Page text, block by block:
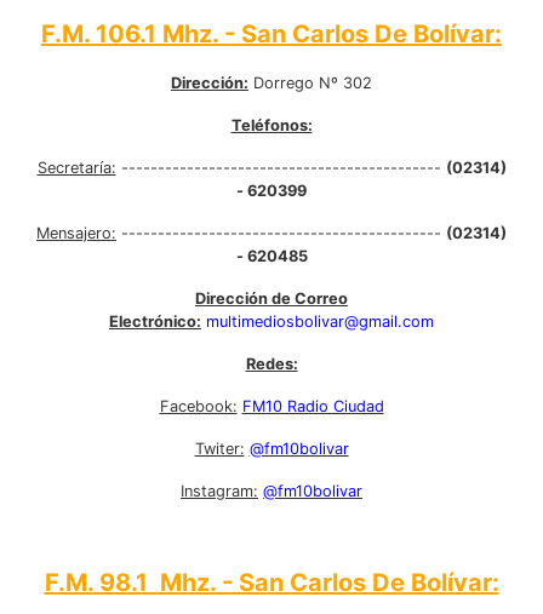
F.M. 106.1 Mhz. - San Carlos De Bolívar:
Dirección: Dorrego Nº 302
Teléfonos:
Secretaría: -------------------------------------------- (02314)
- 620399
Mensajero: -------------------------------------------- (02314)
- 620485
Dirección de Correo
Electrónico: multimediosbolivar@gmail.com
Redes:
Facebook: FM10 Radio Ciudad
Twiter: @fm10bolivar
Instagram: @fm10bolivar
F.M. 98.1 Mhz. - San Carlos De Bolívar: